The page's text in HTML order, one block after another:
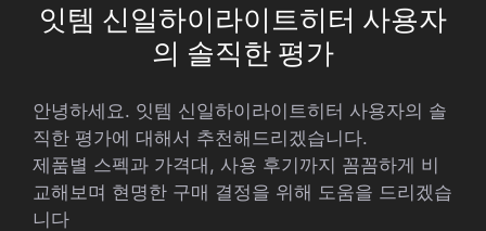
잇템 신일하이라이트히터 사용자
의 솔직한 평가
안녕하세요. 잇템 신일하이라이트히터 사용자의 솔
직한 평가에 대해서 추천해드리겠습니다.
제품별 스펙과 가격대, 사용 후기까지 꼼꼼하게 비
교해보며 현명한 구매 결정을 위해 도움을 드리겠습
니다